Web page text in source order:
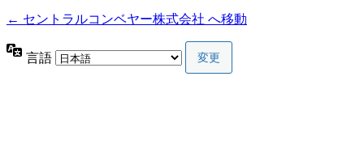
← セントラルコンベヤー株式会社 へ移動
言語